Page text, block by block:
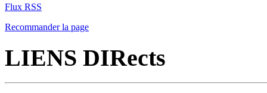
Flux RSS
Recommander la page
LIENS DIRects